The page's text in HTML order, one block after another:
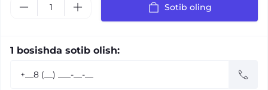
Sotib oling
1 bosishda sotib olish: